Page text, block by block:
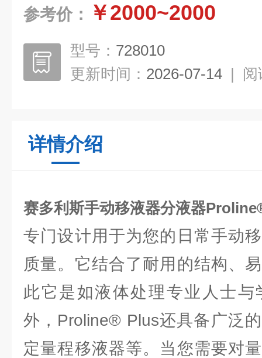
参考价： ￥2000~2000
型号： 728010
更新时间： 2026-07-14 | 阅
详情介绍
赛多利斯手动移液器分液器
专门设计用于为您的日常手动
质量。它结合了耐用的结构、
此它是如液体处理专业人士
外，Proline® Plus还具备广泛
定量程移液器等。当您需要对